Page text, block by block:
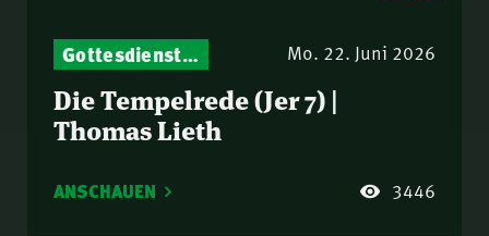
Gottesdienst-Botschaften – Jeden Sonntag neu: Aktuelle Predigten vom Mitternachtsruf Mo. 22. Juni 2026
Die Tempelrede (Jer 7) |
Thomas Lieth
ANSCHAUEN 3446